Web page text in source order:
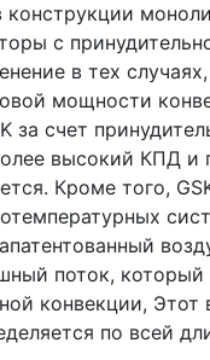
конструкции
с
в тех случаях,
мощности
за счет
высокий КПД и
Кроме того,
поток, который
конвекции, Этот
по всей